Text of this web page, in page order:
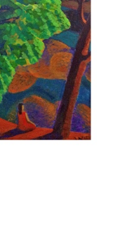
Техника
Животные
Музыка
Танец
Мифология
Птицы